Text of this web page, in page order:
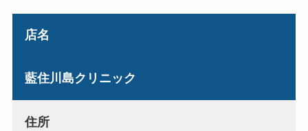
店名
藍住川島クリニック
住所